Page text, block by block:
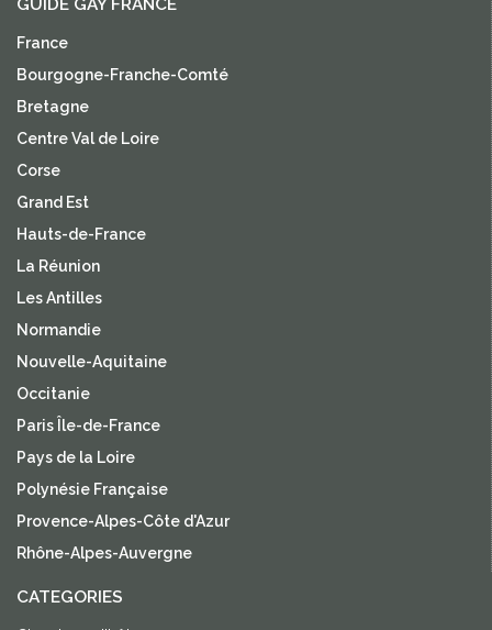
GUIDE GAY FRANCE
France
Bourgogne-Franche-Comté
Bretagne
Centre Val de Loire
Corse
Grand Est
Hauts-de-France
La Réunion
Les Antilles
Normandie
Nouvelle-Aquitaine
Occitanie
Paris Île-de-France
Pays de la Loire
Polynésie Française
Provence-Alpes-Côte d'Azur
Rhône-Alpes-Auvergne
CATEGORIES